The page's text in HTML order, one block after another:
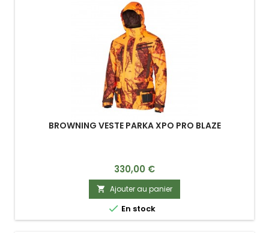
BROWNING VESTE PARKA XPO PRO BLAZE
Prix
330,00 €
 Ajouter au panier
 En stock